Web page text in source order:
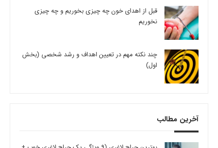
قبل از اهدای خون چه چیزی بخوریم و چه چیزی
نخوریم
چند نکته مهم در تعیین اهداف و رشد شخصی (بخش
اول)
آخرین مطالب